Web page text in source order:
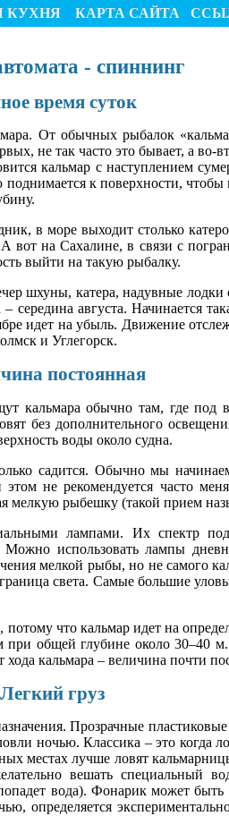
КУХНЯ КАРТА САЙТА
- спиннинг
время суток
От обычных рыбалок
не так часто это бывает, а
кальмар с наступлением
к поверхности,
в море выходит столько
вот на Сахалине, в связи с
выйти на такую рыбалку.
шхуны, катера, надувные лодки
середина августа. Начинается
идет на убыль. Движение
и Углегорск.
постоянная
кальмара обычно там, где под
без дополнительного
воды около судна.
садится. Обычно мы
не рекомендуется часто
мелкую рыбешку (такой прием
лампами. Их спектр
Можно использовать лампы
мелкой рыбы, но не самого
света. Самые большие
что кальмар идет на
при общей глубине около
хода кальмара – величина почти
Легкий груз
Прозрачные
ночью. Классика – это когда
местах лучше ловят
вешать специальный
вода). Фонарик может быть
определяется